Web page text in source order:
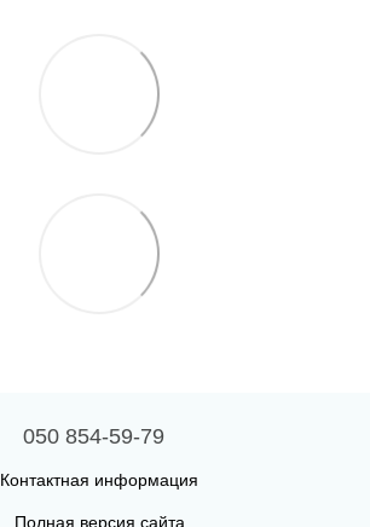
050 854-59-79
Контактная информация
Полная версия сайта